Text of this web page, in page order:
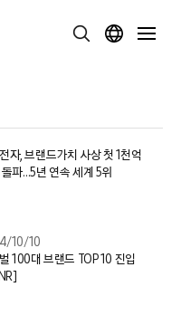
자, 브랜드가치 사상 첫 1천억
파…5년 연속 세계 5위
10/10
100대 브랜드 TOP 10 진입